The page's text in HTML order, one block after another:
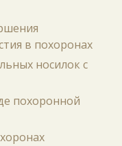
в похоронах
носилок с
похоронной